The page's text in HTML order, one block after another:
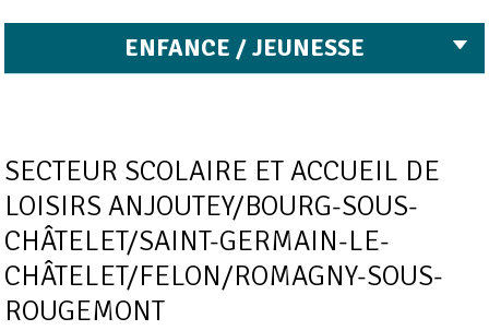
ENFANCE / JEUNESSE
SECTEUR SCOLAIRE ET ACCUEIL DE
LOISIRS ANJOUTEY/BOURG-SOUS-
CHÂTELET/SAINT-GERMAIN-LE-
CHÂTELET/FELON/ROMAGNY-SOUS-
ROUGEMONT